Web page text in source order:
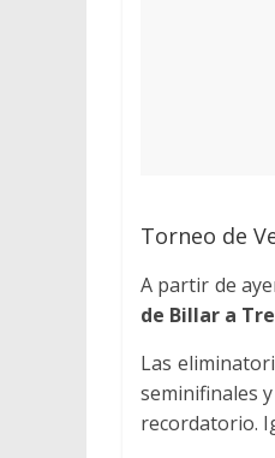
Torneo de
A partir de
de Billar a
Las
seminifinales
recordatorio.